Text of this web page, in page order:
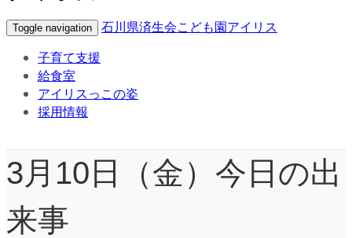
Toggle navigation
石川県済生会こども園アイリス
子育て支援
給食室
アイリスっこの姿
採用情報
3月10日（金）今日の出
来事